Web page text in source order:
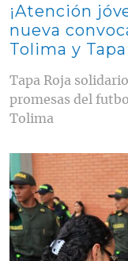
¡Atención
nueva
Tolima y
Tapa Roja
promesas del
Tolima
Contenido multimedia